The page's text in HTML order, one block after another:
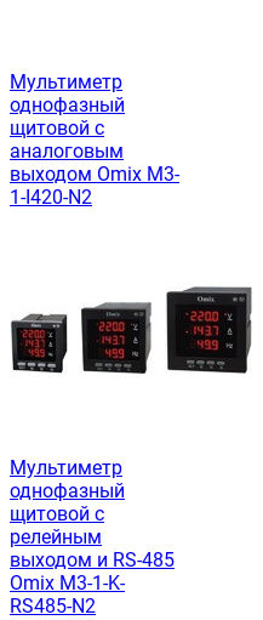
Мультиметр
однофазный
щитовой с
аналоговым
выходом Omix M3-
1-I420-N2
Мультиметр
однофазный
щитовой с
релейным
выходом и RS-485
Omix M3-1-K-
RS485-N2